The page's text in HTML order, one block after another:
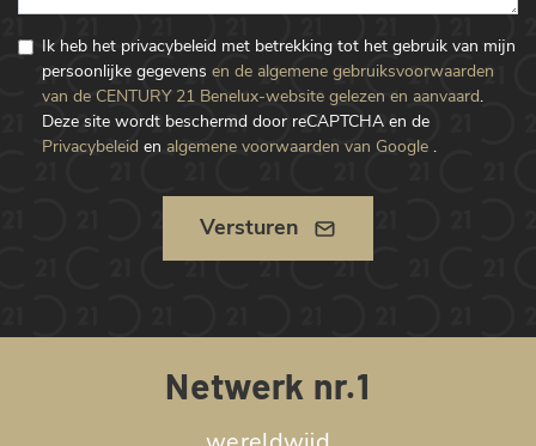
Ik heb het privacybeleid met betrekking tot het gebruik van mijn
persoonlijke gegevens en de algemene gebruiksvoorwaarden
van de CENTURY 21 Benelux-website gelezen en aanvaard.
Deze site wordt beschermd door reCAPTCHA en de
Privacybeleid en algemene voorwaarden van Google .
Versturen
Netwerk nr.1